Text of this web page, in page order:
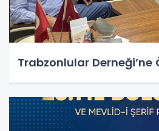
Trabzonlular